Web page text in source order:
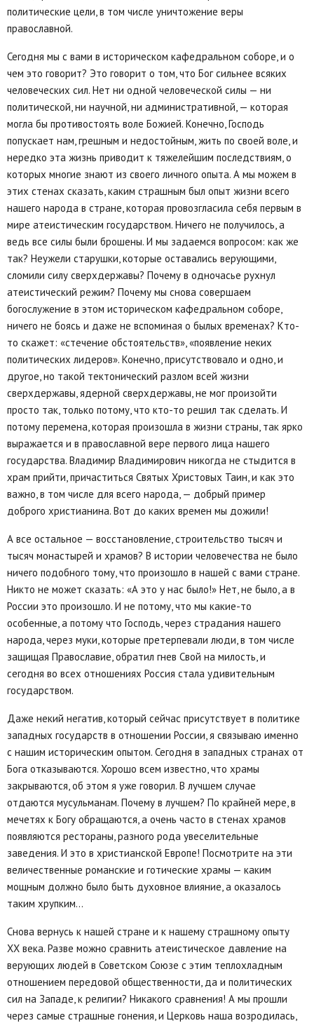
политические цели, в том числе уничтожение веры
православной.
Сегодня мы с вами в историческом кафедральном соборе, и о
чем это говорит? Это говорит о том, что Бог сильнее всяких
человеческих сил. Нет ни одной человеческой силы — ни
политической, ни научной, ни административной, — которая
могла бы противостоять воле Божией. Конечно, Господь
попускает нам, грешным и недостойным, жить по своей воле, и
нередко эта жизнь приводит к тяжелейшим последствиям, о
которых многие знают из своего личного опыта. А мы можем в
этих стенах сказать, каким страшным был опыт жизни всего
нашего народа в стране, которая провозгласила себя первым в
мире атеистическим государством. Ничего не получилось, а
ведь все силы были брошены. И мы задаемся вопросом: как же
так? Неужели старушки, которые оставались верующими,
сломили силу сверхдержавы? Почему в одночасье рухнул
атеистический режим? Почему мы снова совершаем
богослужение в этом историческом кафедральном соборе,
ничего не боясь и даже не вспоминая о былых временах? Кто-
то скажет: «стечение обстоятельств», «появление неких
политических лидеров». Конечно, присутствовало и одно, и
другое, но такой тектонический разлом всей жизни
сверхдержавы, ядерной сверхдержавы, не мог произойти
просто так, только потому, что кто-то решил так сделать. И
потому перемена, которая произошла в жизни страны, так ярко
выражается и в православной вере первого лица нашего
государства. Владимир Владимирович никогда не стыдится в
храм прийти, причаститься Святых Христовых Таин, и как это
важно, в том числе для всего народа, — добрый пример
доброго христианина. Вот до каких времен мы дожили!
А все остальное — восстановление, строительство тысяч и
тысяч монастырей и храмов? В истории человечества не было
ничего подобного тому, что произошло в нашей с вами стране.
Никто не может сказать: «А это у нас было!» Нет, не было, а в
России это произошло. И не потому, что мы какие-то
особенные, а потому что Господь, через страдания нашего
народа, через муки, которые претерпевали люди, в том числе
защищая Православие, обратил гнев Свой на милость, и
сегодня во всех отношениях Россия стала удивительным
государством.
Даже некий негатив, который сейчас присутствует в политике
западных государств в отношении России, я связываю именно
с нашим историческим опытом. Сегодня в западных странах от
Бога отказываются. Хорошо всем известно, что храмы
закрываются, об этом я уже говорил. В лучшем случае
отдаются мусульманам. Почему в лучшем? По крайней мере, в
мечетях к Богу обращаются, а очень часто в стенах храмов
появляются рестораны, разного рода увеселительные
заведения. И это в христианской Европе! Посмотрите на эти
величественные романские и готические храмы — каким
мощным должно было быть духовное влияние, а оказалось
таким хрупким...
Снова вернусь к нашей стране и к нашему страшному опыту
XX века. Разве можно сравнить атеистическое давление на
верующих людей в Советском Союзе с этим теплохладным
отношением передовой общественности, да и политических
сил на Западе, к религии? Никакого сравнения! А мы прошли
через самые страшные гонения, и Церковь наша возродилась,